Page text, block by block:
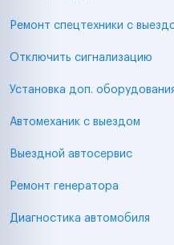
Ремонт спецтехники с
Отключить сигнализацию
Установка доп.
Автомеханик с выездом
Выездной автосервис
Ремонт генератора
Диагностика автомобиля